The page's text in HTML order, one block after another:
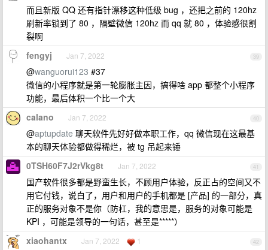
而且新版 QQ 还有指针漂移这种低级 bug ，还把之前的 120hz
刷新率锁到了 80 ，隔壁微信 120hz 而 qq 就 80 ，体验感很割
裂啊
39
fengyj Jan 7, 2022
@wanguorui123 #37
微信的小程序就是第一轮膨胀主因，搞得啥 app 都整个小程序
功能，最后体积一个比一个大
40
calano Jan 7, 2022
@aptupdate 聊天软件先好好做本职工作，qq 微信现在这最基
本的聊天体验都做得稀烂，被 tg 吊起来锤
41
0TSH60F7J2rVkg8t Jan 7, 2022
国产软件很多都是野蛮生长，不顾用户体验，反正占的空间又不
用它付钱，说白了，用户和用户的手机都是 [产品] 的一部分，真
正的服务对象不是你（防杠，我的意思是，服务的对象可能是
KPI ，可能是领导的一句话，甚至是*****）
42
xiaohantx Jan 7, 2022 1